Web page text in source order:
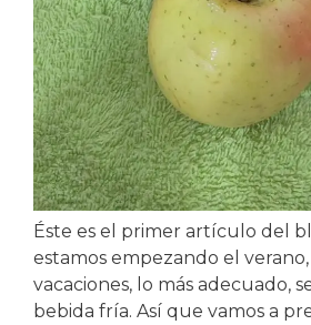
Éste es el primer artículo del
estamos empezando el
vacaciones, lo más adecuado,
bebida fría. Así que vamos a